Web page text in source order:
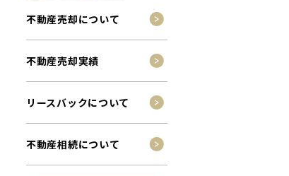
不動産売却について
不動産売却実績
リースバックについて
不動産相続について